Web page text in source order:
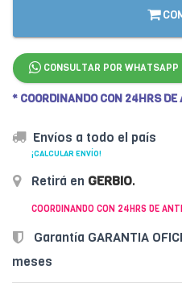
CONSULTAR POR WHATSAPP
* COORDINANDO CON 24HRS
Envíos a todo el país
¡CALCULAR ENVÍO!
Retirá en GERBIO.
COORDINANDO CON 24HRS DE
Garantía GARANTIA
meses